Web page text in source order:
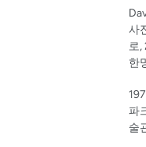
사
로,
한
파
술